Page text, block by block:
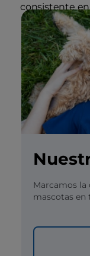
consistente en
Marcamos la
mascotas en